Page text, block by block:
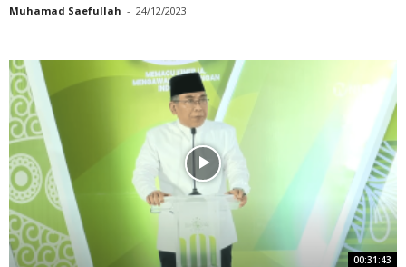
Muhamad Saefullah - 24/12/2023
00:31:43